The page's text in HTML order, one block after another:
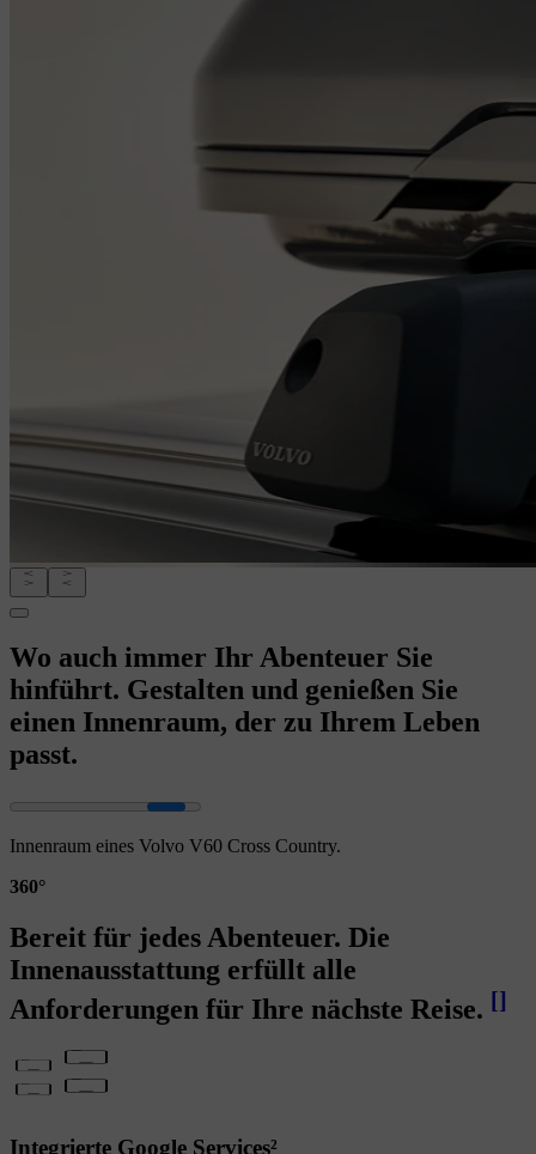
Wo auch immer Ihr Abenteuer Sie
hinführt. Gestalten und genießen Sie
einen Innenraum, der zu Ihrem Leben
passt.
Innenraum eines Volvo V60 Cross Country.
360°
Bereit für jedes Abenteuer. Die
Innenausstattung erfüllt alle
Anforderungen für Ihre nächste Reise. []
Integrierte Google Services²